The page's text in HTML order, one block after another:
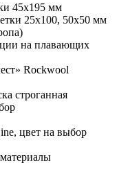
45х195 мм
25х100, 50х50 мм
на плавающих
Rockwool
строганная
цвет на выбор